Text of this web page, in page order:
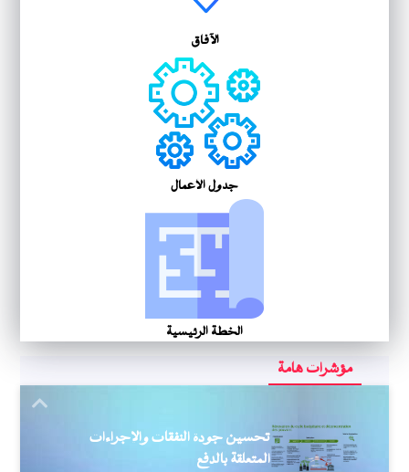
الآفاق
جدول الأعمال
الخطة الرئيسية
مؤشرات هامة
تحسين جودة النفقات والإجراءات
المتعلقة بالدفع
Next